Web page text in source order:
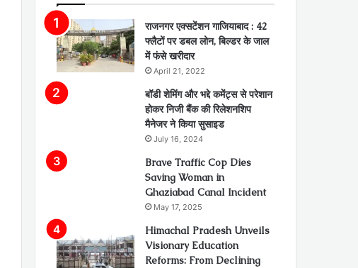
राजनगर एक्सटेंशन गाजियाबाद : 42
फ्लैटों पर डबल लोन, बिल्डर के जाल
में फंसे खरीदार
April 21, 2022
बॉडी शेमिंग और भद्दे कमेंट्स से परेशान
होकर निजी बैंक की रिलेशनशिप
मैनेजर ने किया सुसाइड
July 16, 2024
Brave Traffic Cop Dies
Saving Woman in
Ghaziabad Canal Incident
May 17, 2025
Himachal Pradesh Unveils
Visionary Education
Reforms: From Declining